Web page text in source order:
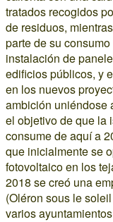
tratados recogidos
de residuos,
parte de su
instalación de
edificios públicos, y
en los nuevos
ambición uniéndose
el objetivo de que la
consume de aquí a
que inicialmente se
fotovoltaico en los
2018 se creó una
(Oléron sous le
varios